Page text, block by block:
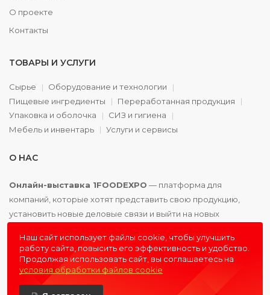
О проекте
Контакты
ТОВАРЫ И УСЛУГИ
Сырье
Оборудование и технологии
Пищевые ингредиенты
Переработанная продукция
Упаковка и оболочка
СИЗ и гигиена
Мебель и инвентарь
Услуги и сервисы
О НАС
Онлайн-выставка 1FOODEXPO — платформа для
компаний, которые хотят представить свою продукцию,
установить новые деловые связи и выйти на новых
Наш сайт использует файлы cookie, чтобы улучшить
работу сайта, повысить его эффективность и удобство.
Продолжая использовать сайт, вы соглашаетесь на
условия обработки файлов cookie